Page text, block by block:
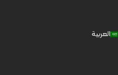
العربية